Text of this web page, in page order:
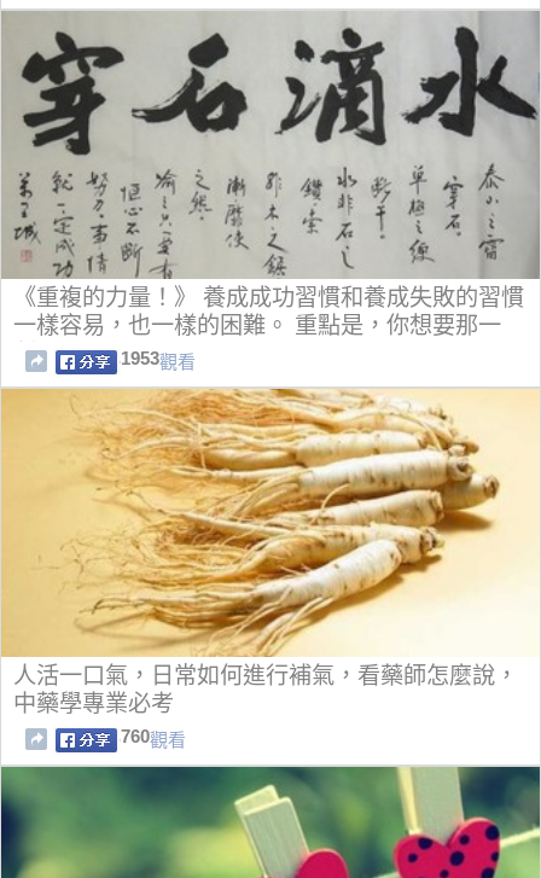
《重複的力量！》 養成成功習慣和養成失敗的習慣
一樣容易，也一樣的困難。 重點是，你想要那一
種？
1953觀看
人活一口氣，日常如何進行補氣，看藥師怎麼說，
中藥學專業必考
760觀看